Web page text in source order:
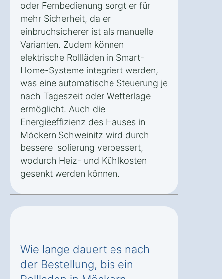
oder Fernbedienung sorgt er für
mehr Sicherheit, da er
einbruchsicherer ist als manuelle
Varianten. Zudem können
elektrische Rollläden in Smart-
Home-Systeme integriert werden,
was eine automatische Steuerung je
nach Tageszeit oder Wetterlage
ermöglicht. Auch die
Energieeffizienz des Hauses in
Möckern Schweinitz wird durch
bessere Isolierung verbessert,
wodurch Heiz- und Kühlkosten
gesenkt werden können.
Wie lange dauert es nach
der Bestellung, bis ein